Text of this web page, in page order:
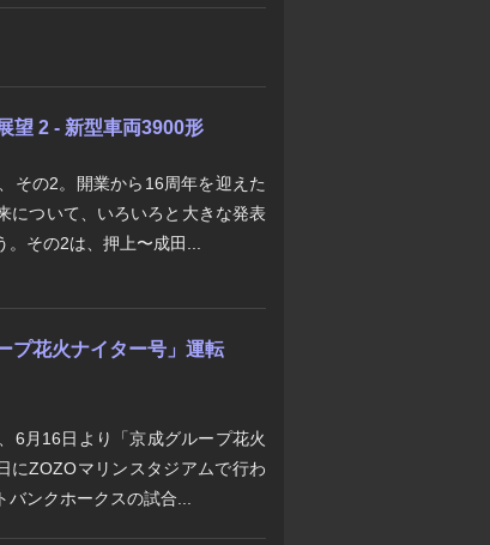
望 2 - 新型車両3900形
その2。開業から16周年を迎えた
について、いろいろと大きな発表
その2は、押上〜成田...
プ花火ナイター号」運転
6月16日より「京成グループ花火
にZOZOマリンスタジアムで行わ
ンクホークスの試合...